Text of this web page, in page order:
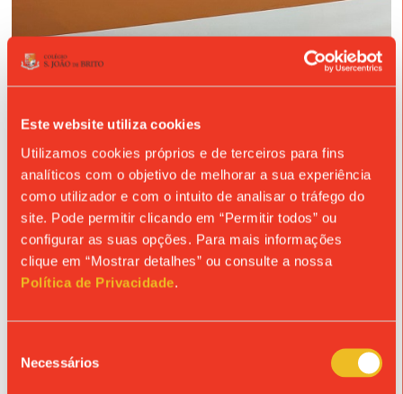
Este website utiliza cookies
Utilizamos cookies próprios e de terceiros para fins
analíticos com o objetivo de melhorar a sua experiência
como utilizador e com o intuito de analisar o tráfego do
site. Pode permitir clicando em “Permitir todos” ou
configurar as suas opções. Para mais informações
clique em “Mostrar detalhes” ou consulte a nossa
Política de Privacidade.
Necessários